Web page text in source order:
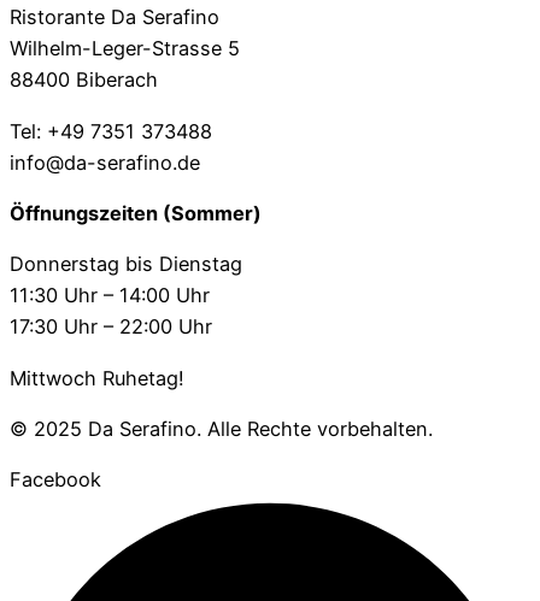
Ristorante Da Serafino
Wilhelm-Leger-Strasse 5
88400 Biberach
Tel: +49 7351 373488
info@da-serafino.de
Öffnungszeiten (Sommer)
Donnerstag bis Dienstag
11:30 Uhr – 14:00 Uhr
17:30 Uhr – 22:00 Uhr
Mittwoch Ruhetag!
© 2025 Da Serafino. Alle Rechte vorbehalten.
Facebook